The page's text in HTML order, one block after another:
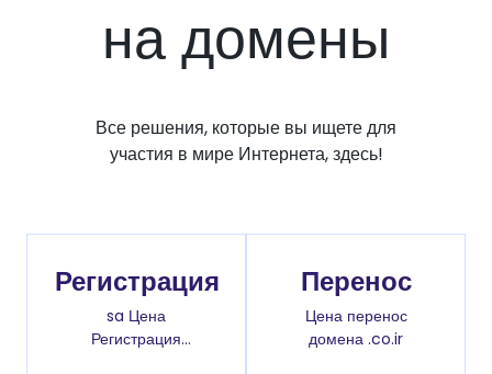
на домены
Все решения, которые вы ищете для
участия в мире Интернета, здесь!
Регистрация
sa Цена
Регистрация
Перенос
Цена перенос
домена .co.ir